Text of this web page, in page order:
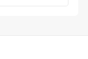
sichern!